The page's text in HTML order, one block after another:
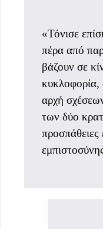
«Τόνισε
πέρα από
βάζουν σε
κυκλοφορία,
αρχή
των δύο